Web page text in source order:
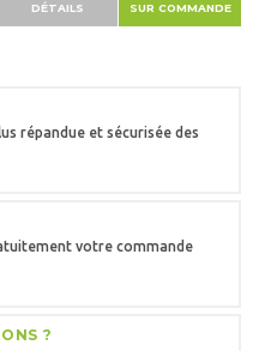
DÉTAILS SUR COMMANDE
répandue et sécurisée des
votre commande
?